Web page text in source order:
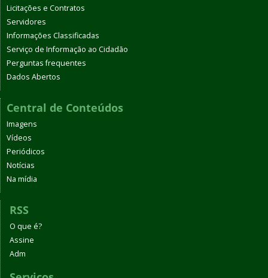
Licitações e Contratos
Servidores
Informações Classificadas
Serviço de Informação ao Cidadão
Perguntas frequentes
Dados Abertos
Central de Conteúdos
Imagens
Vídeos
Periódicos
Notícias
Na mídia
RSS
O que é?
Assine
Adm